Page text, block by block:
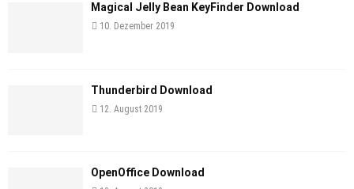
Magical Jelly Bean KeyFinder Download
10. Dezember 2019
Thunderbird Download
12. August 2019
OpenOffice Download